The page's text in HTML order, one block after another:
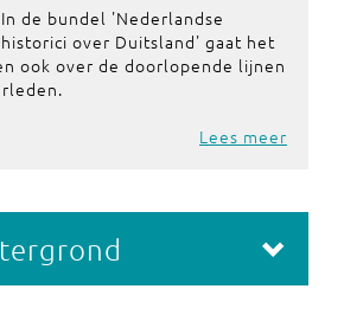
In de bundel 'Nederlandse
historici over Duitsland' gaat het
ook over de doorlopende lijnen
Lees meer